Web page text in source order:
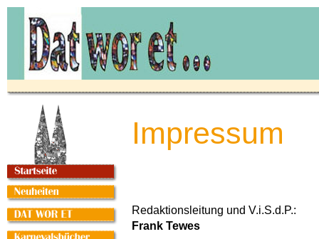
Impressum
Redaktionsleitung und V.i.S.d.P.:
Frank Tewes